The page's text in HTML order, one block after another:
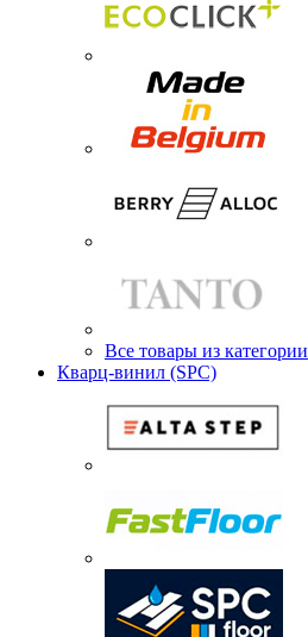
Все товары из категории
Кварц-винил (SPC)